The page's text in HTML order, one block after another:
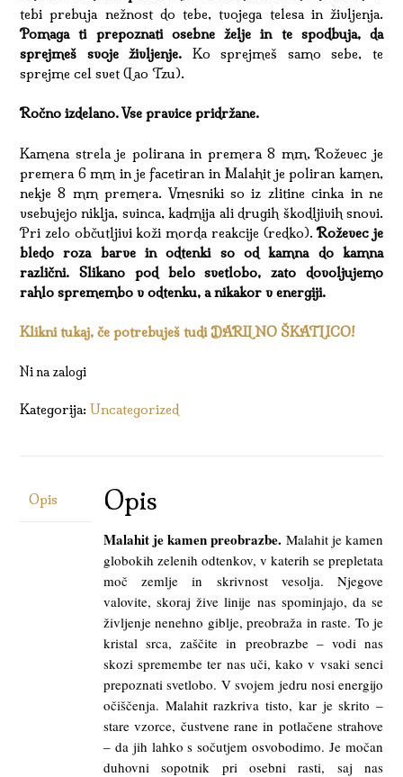
tebi prebuja nežnost do tebe, tvojega telesa in življenja.
Pomaga ti prepoznati osebne želje in te spodbuja, da
sprejmeš svoje življenje. Ko sprejmeš samo sebe, te
sprejme cel svet (Lao Tzu).
Ročno izdelano. Vse pravice pridržane.
Kamena strela je polirana in premera 8 mm, Roževec je
premera 6 mm in je facetiran in Malahit je poliran kamen,
nekje 8 mm premera. Vmesniki so iz zlitine cinka in ne
vsebujejo niklja, svinca, kadmija ali drugih škodljivih snovi.
Pri zelo občutljivi koži morda reakcije (redko).Roževec je
bledo roza barve in odtenki so od kamna do kamna
različni. Slikano pod belo svetlobo, zato dovoljujemo
rahlo spremembo v odtenku, a nikakor v energiji.
Klikni tukaj, če potrebuješ tudi DARILNO ŠKATLICO!
Ni na zalogi
Kategorija: Uncategorized
Opis Opis
Malahit je kamen preobrazbe. Malahit je kamen
globokih zelenih odtenkov, v katerih se prepletata
moč zemlje in skrivnost vesolja. Njegove
valovite, skoraj žive linije nas spominjajo, da se
življenje nenehno giblje, preobraža in raste. To je
kristal srca, zaščite in preobrazbe – vodi nas
skozi spremembe ter nas uči, kako v vsaki senci
prepoznati svetlobo. V svojem jedru nosi energijo
očiščenja. Malahit razkriva tisto, kar je skrito –
stare vzorce, čustvene rane in potlačene strahove
– da jih lahko s sočutjem osvobodimo. Je močan
duhovni sopotnik pri osebni rasti, saj nas